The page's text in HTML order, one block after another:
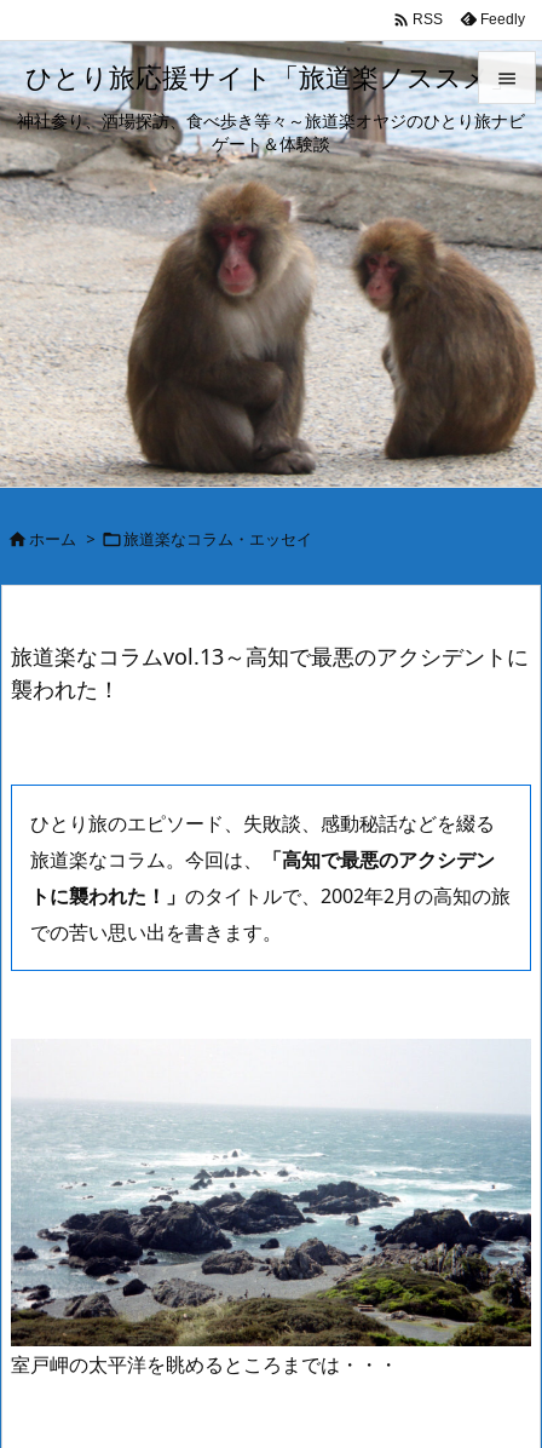
ひとり旅応援サイト「旅道楽ノススメ」
神社参り、酒場探訪、食べ歩き等々～旅道楽オヤジのひとり旅ナビ
ゲート＆体験談


メニュ

サイド

前へ

次へ

検索
 RSS Feedly
ホーム > 旅道楽なコラム・エッセイ
旅道楽なコラムvol.13～高知で最悪のアクシデントに
襲われた！
ひとり旅のエピソード、失敗談、感動秘話などを綴る
旅道楽なコラム。今回は、
「高知で最悪のアクシデン
トに襲われた！」 のタイトルで、2002年2月の高知の旅
での苦い思い出を書きます。
室戸岬の太平洋を眺めるところまでは・・・